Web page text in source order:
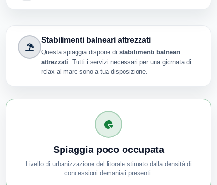
Stabilimenti balneari attrezzati
Questa spiaggia dispone di stabilimenti balneari
attrezzati. Tutti i servizi necessari per una giornata di
relax al mare sono a tua disposizione.
Spiaggia poco occupata
Livello di urbanizzazione del litorale stimato dalla densità di
concessioni demaniali presenti.